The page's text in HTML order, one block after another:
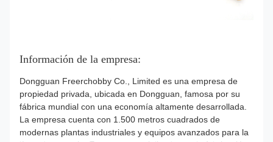
Información de la empresa:
Dongguan Freerchobby Co., Limited es una empresa de
propiedad privada, ubicada en Dongguan, famosa por su
fábrica mundial con una economía altamente desarrollada.
La empresa cuenta con 1.500 metros cuadrados de
modernas plantas industriales y equipos avanzados para la